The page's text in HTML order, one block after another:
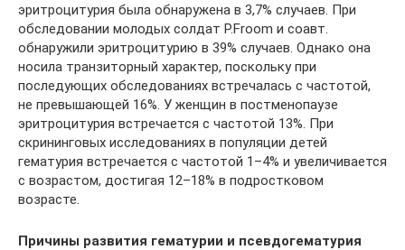
эритроцитурия была обнаружена в 3,7% случаев. При
обследовании молодых солдат P.Froom и соавт.
обнаружили эритроцитурию в 39% случаев. Однако она
носила транзиторный характер, поскольку при
последующих обследованиях встречалась с частотой,
не превышающей 16%. У женщин в постменопаузе
эритроцитурия встречается с частотой 13%. При
скрининговых исследованиях в популяции детей
гематурия встречается с частотой 1–4% и увеличивается
с возрастом, достигая 12–18% в подростковом
возрасте.
Причины развития гематурии и псевдогематурия